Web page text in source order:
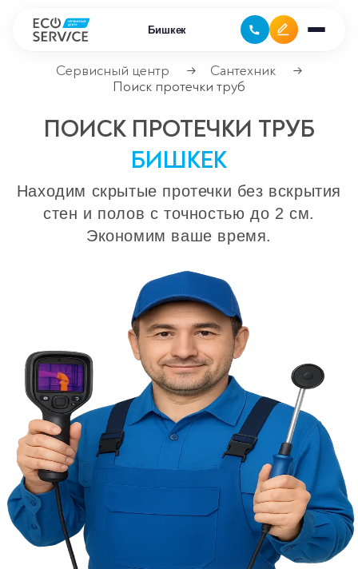
Бишкек
Сервисные центры
Ремонт кондиционеров
Сервисный центр → Сантехник
→
Поиск протечки труб
ПОИСК ПРОТЕЧКИ ТРУБ
БИШКЕК
Находим скрытые протечки без вскрытия
стен и полов с точностью до 2 см.
Экономим ваше время.